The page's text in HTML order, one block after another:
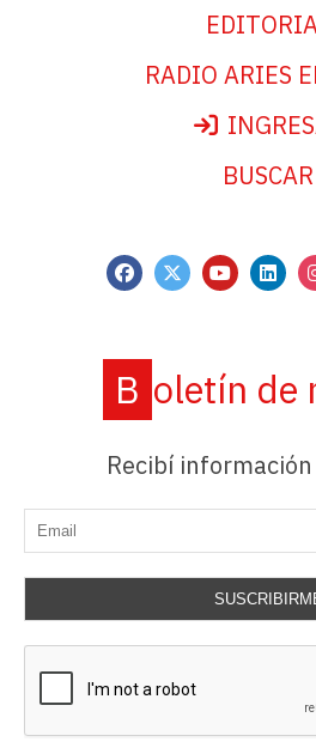
RADIO ARIES
BUSCAR
Boletín
Recibí